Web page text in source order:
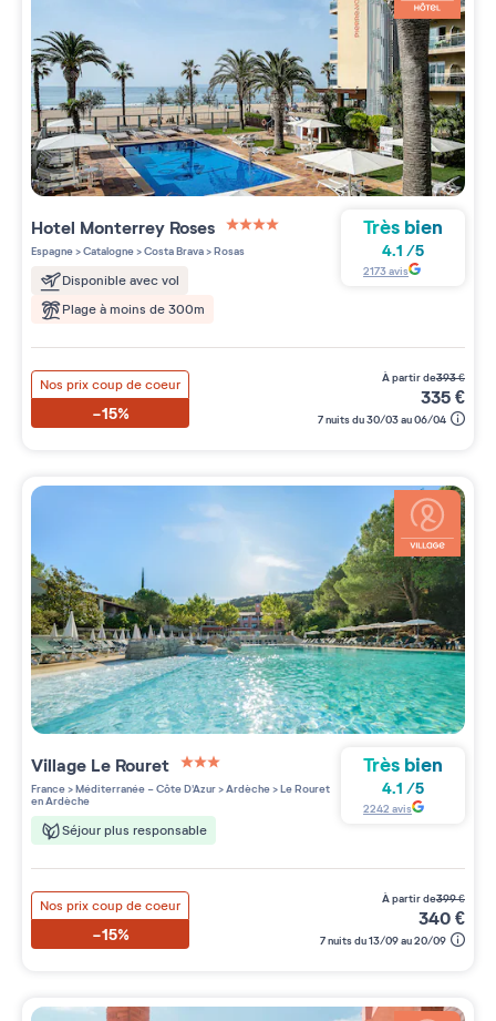
Hotel Monterrey Roses
4 étoiles sur 5
Espagne>Catalogne>Costa Brava>Rosas
Disponible avec vol
Plage à moins de 300m
Très bien
4.1 /5
2173avis
Nos prix coup de coeur
-15%
à partir de393€
335€
7 nuits du 30/03 au 06/04
Village Le Rouret
3 étoiles sur 5
France>Méditerranée - Côte D'Azur>Ardèche>Le Rouret
en Ardèche
Séjour plus responsable
Très bien
4.1 /5
2242 avis
Nos prix coup de coeur
-15%
à partir de399€
340€
7 nuits du 13/09 au 20/09